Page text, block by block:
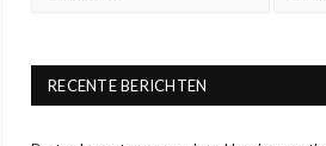
RECENTE BERICHTEN